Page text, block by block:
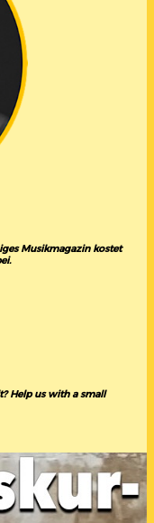
Musikmagazin kostet
Help us with a small